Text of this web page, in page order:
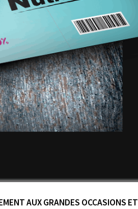
AUX GRANDES OCCASIONS ET